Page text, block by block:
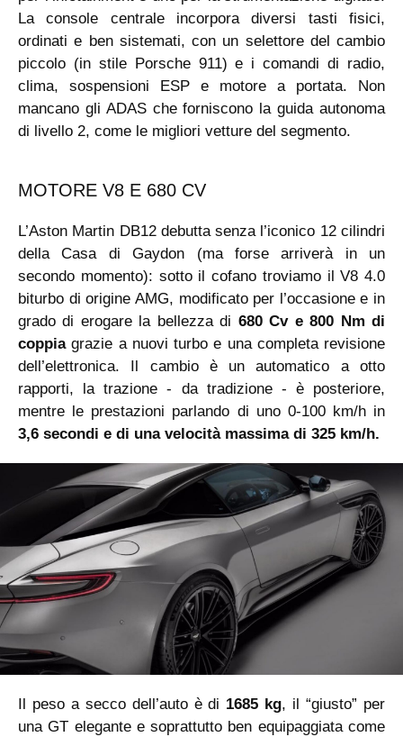
La console centrale incorpora diversi tasti fisici,
ordinati e ben sistemati, con un selettore del cambio
piccolo (in stile Porsche 911) e i comandi di radio,
clima, sospensioni ESP e motore a portata. Non
mancano gli ADAS che forniscono la guida autonoma
di livello 2, come le migliori vetture del segmento.
MOTORE V8 E 680 CV
L’Aston Martin DB12 debutta senza l’iconico 12 cilindri
della Casa di Gaydon (ma forse arriverà in un
secondo momento): sotto il cofano troviamo il V8 4.0
biturbo di origine AMG, modificato per l’occasione e in
grado di erogare la bellezza di 680 Cv e 800 Nm di
coppiagrazie a nuovi turbo e una completa revisione
dell’elettronica. Il cambio è un automatico a otto
rapporti, la trazione - da tradizione - è posteriore,
mentre le prestazioni parlando di uno 0-100 km/h in
3,6 secondi e di una velocità massima di 325 km/h.
Il peso a secco dell’auto è di 1685 kg, il “giusto” per
una GT elegante e soprattutto ben equipaggiata come